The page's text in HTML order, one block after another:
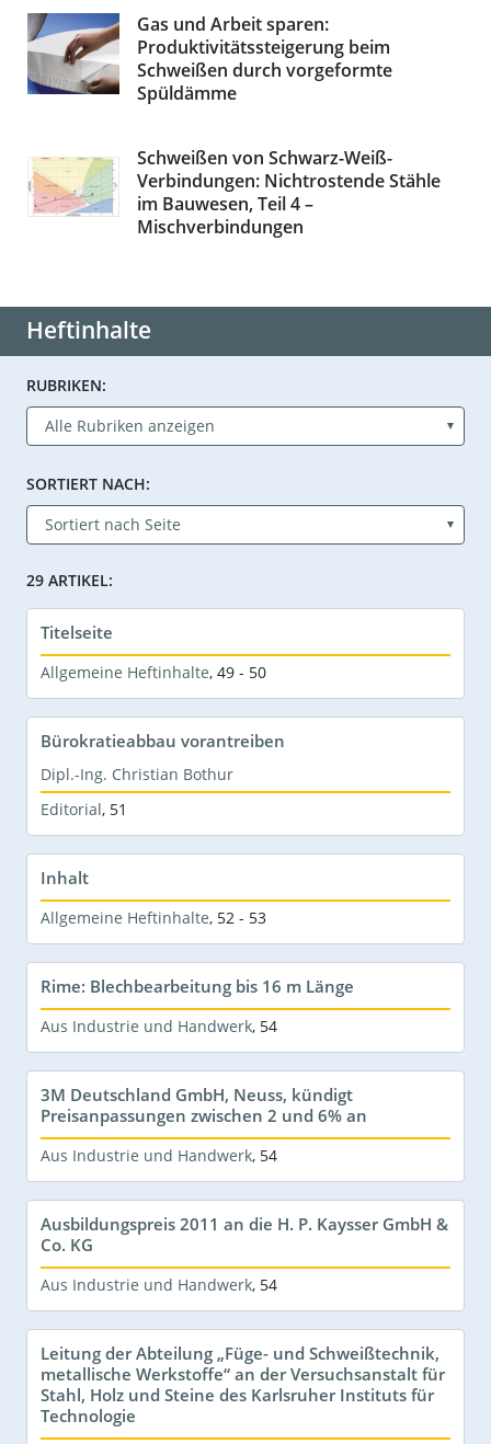
Gas und Arbeit sparen:
Produktivitätssteigerung beim
Schweißen durch vorgeformte
Spüldämme
Schweißen von Schwarz-Weiß-
Verbindungen: Nichtrostende Stähle
im Bauwesen, Teil 4 –
Mischverbindungen
Heftinhalte
RUBRIKEN:
SORTIERT NACH:
29 ARTIKEL:
Titelseite
Allgemeine Heftinhalte, 49 - 50
Bürokratieabbau vorantreiben
Dipl.-Ing. Christian Bothur
Editorial, 51
Inhalt
Allgemeine Heftinhalte, 52 - 53
Rime: Blechbearbeitung bis 16 m Länge
Aus Industrie und Handwerk, 54
3M Deutschland GmbH, Neuss, kündigt
Preisanpassungen zwischen 2 und 6% an
Aus Industrie und Handwerk, 54
Ausbildungspreis 2011 an die H. P. Kaysser GmbH &
Co. KG
Aus Industrie und Handwerk, 54
Leitung der Abteilung „Füge- und Schweißtechnik,
metallische Werkstoffe“ an der Versuchsanstalt für
Stahl, Holz und Steine des Karlsruher Instituts für
Technologie